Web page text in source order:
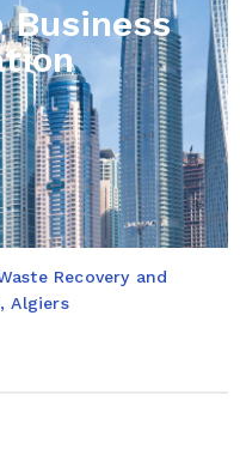
Business
Recovery and
Algiers